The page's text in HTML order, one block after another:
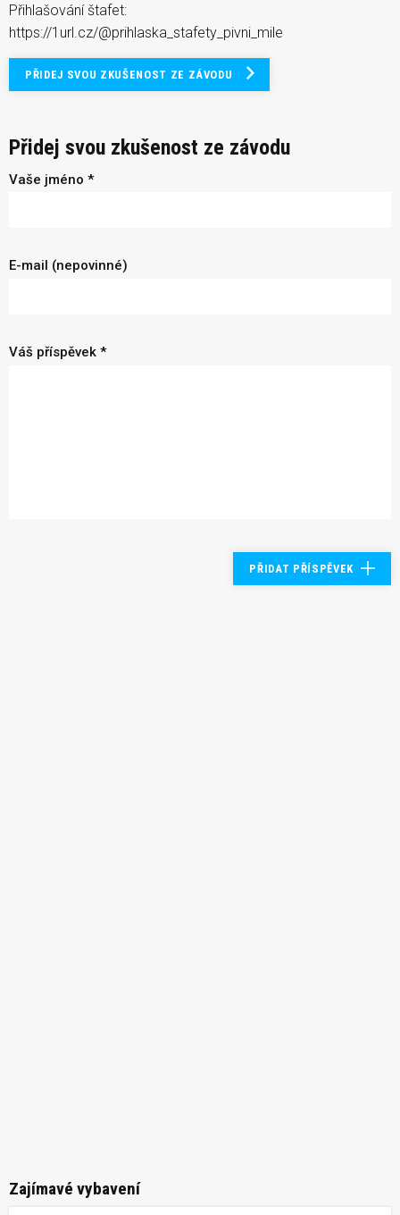
Přihlašování štafet:
https://1url.cz/@prihlaska_stafety_pivni_mile
PŘIDEJ SVOU ZKUŠENOST ZE ZÁVODU
Přidej svou zkušenost ze závodu
Vaše jméno *
E-mail (nepovinné)
Váš příspěvek *
PŘIDAT PŘÍSPĚVEK
Zajímavé vybavení